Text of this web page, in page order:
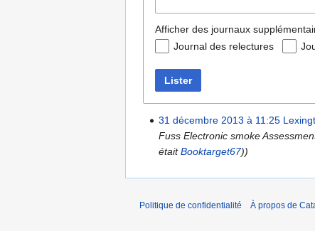
Afficher des journaux
Journal des relectures
Lister
31 décembre 2013 à 11:25
Fuss Electronic smoke
étaitBooktarget67))
Politique de confidentialité À propos de